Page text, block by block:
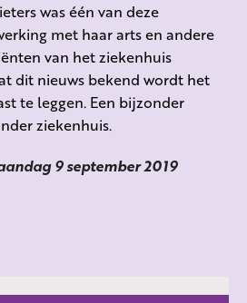
was één van deze
met haar arts en andere
van het ziekenhuis
dit nieuws bekend wordt het
te leggen. Een bijzonder
ziekenhuis.
9 september 2019